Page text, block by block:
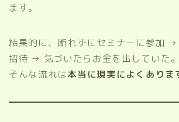
ます。
結果的に、断れずにセミナーに参加 →
招待 → 気づいたらお金を出していた。
そんな流れは本当に現実によくありま